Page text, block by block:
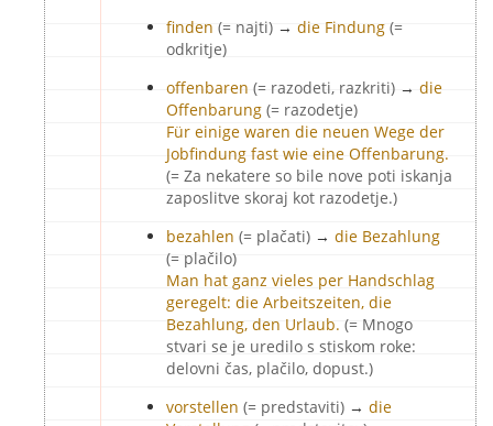
finden (= najti) → die Findung (=
odkritje)
offenbaren (= razodeti, razkriti) → die
Offenbarung (= razodetje)
Für einige waren die neuen Wege der
Jobfindung fast wie eine Offenbarung.
(= Za nekatere so bile nove poti iskanja
zaposlitve skoraj kot razodetje.)
bezahlen (= plačati) → die Bezahlung
(= plačilo)
Man hat ganz vieles per Handschlag
geregelt: die Arbeitszeiten, die
Bezahlung, den Urlaub. (= Mnogo
stvari se je uredilo s stiskom roke:
delovni čas, plačilo, dopust.)
vorstellen (= predstaviti) → die